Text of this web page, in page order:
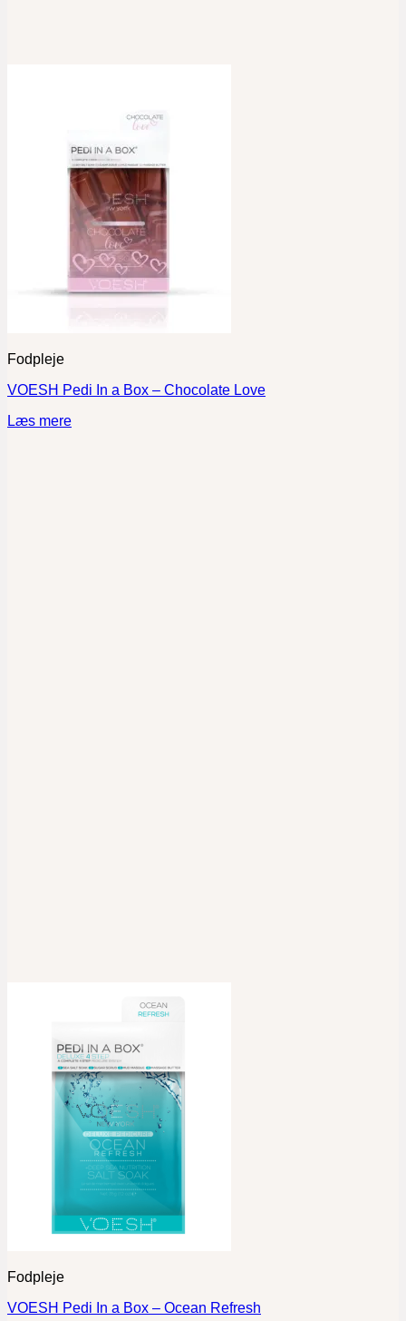
Fodpleje
VOESH Pedi In a Box – Chocolate Love
Læs mere
Fodpleje
VOESH Pedi In a Box – Ocean Refresh